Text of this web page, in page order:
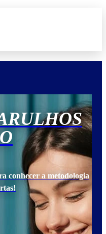
conhecer a metodologia